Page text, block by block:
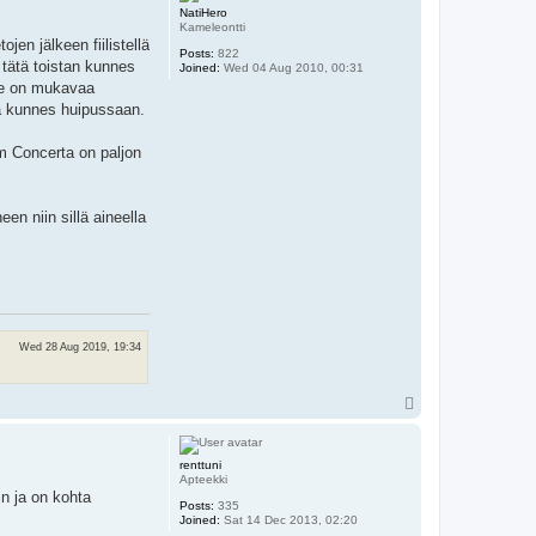
NatiHero
Kameleontti
Posts: 822
Joined: Wed 04 Aug 2010, 00:31
jälkeen fiilistellä
toistan kunnes
on mukavaa
huipussaan.
Concerta on paljon
niin sillä aineella
Wed 28 Aug 2019, 19:34
renttuni
Apteekki
Posts: 335
Joined: Sat 14 Dec 2013, 02:20
ja on kohta